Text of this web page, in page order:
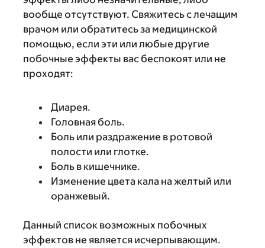
вообще отсутствуют. Свяжитесь с лечащим
врачом или обратитесь за медицинской
помощью, если эти или любые другие
побочные эффекты вас беспокоят или не
проходят:
Диарея.
Головная боль.
Боль или раздражение в ротовой
полости или глотке.
Боль в кишечнике.
Изменение цвета кала на желтый или
оранжевый.
Данный список возможных побочных
эффектов не является исчерпывающим.